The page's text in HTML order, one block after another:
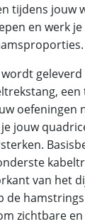
tijdens jouw
en werk je
oefeningen
jouw
van het
de
zichtbare